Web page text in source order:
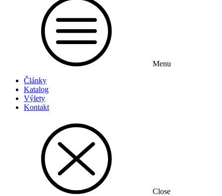
Menu
Články
Katalog
Výlety
Kontakt
Close